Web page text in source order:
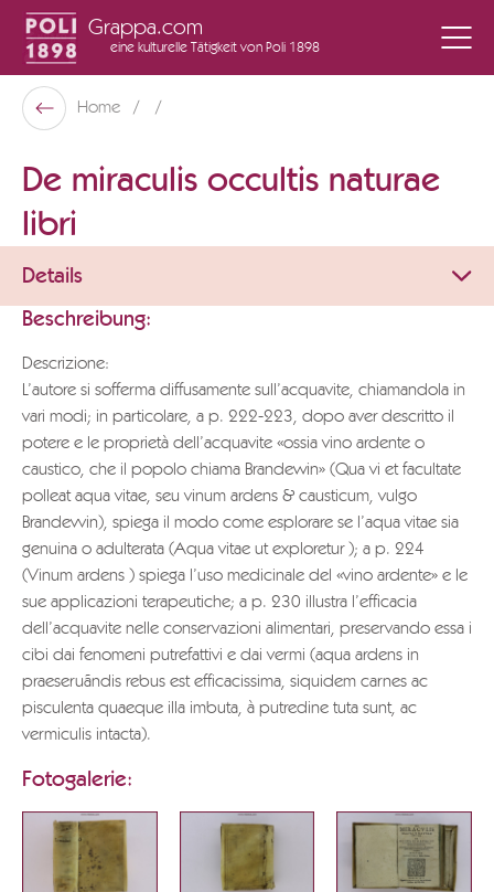
Grappa.com
eine kulturelle Tätigkeit von Poli 1898
Poli Museo Della Grappa
Zurück
Home
De miraculis occultis naturae
libri
Details
Beschreibung:
Descrizione:
L’autore si sofferma diffusamente sull’acquavite, chiamandola in
vari modi; in particolare, a p. 222-223, dopo aver descritto il
potere e le proprietà dell’acquavite «ossia vino ardente o
caustico, che il popolo chiama Brandewin» (Qua vi et facultate
polleat aqua vitae, seu vinum ardens & causticum, vulgo
Brandevvin), spiega il modo come esplorare se l’aqua vitae sia
genuina o adulterata (Aqua vitae ut exploretur ); a p. 224
(Vinum ardens ) spiega l’uso medicinale del «vino ardente» e le
sue applicazioni terapeutiche; a p. 230 illustra l’efficacia
dell’acquavite nelle conservazioni alimentari, preservando essa i
cibi dai fenomeni putrefattivi e dai vermi (aqua ardens in
praeseruãndis rebus est efficacissima, siquidem carnes ac
pisculenta quaeque illa imbuta, à putredine tuta sunt, ac
vermiculis intacta).
Fotogalerie: